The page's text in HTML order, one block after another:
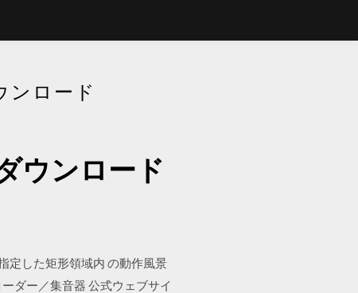
ンロード
ウンロード
定した矩形領域内 の動作風景
ダー／集音器 公式ウェブサイ